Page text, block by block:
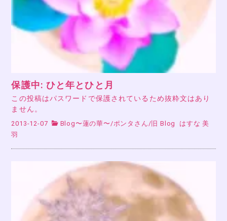
保護中: ひと年とひと月
この投稿はパスワードで保護されているため抜粋文はあり
ません。
2013-12-07 Blog〜蓮の華〜 /ポンタさん / 旧 Blog
はすな 美
羽